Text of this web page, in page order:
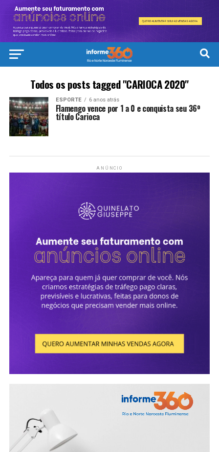
Todos os posts tagged "CARIOCA 2020"
ESPORTE 6 anos atrás
Flamengo vence por 1 a 0 e conquista seu 36º
título Carioca
ANÚNCIO